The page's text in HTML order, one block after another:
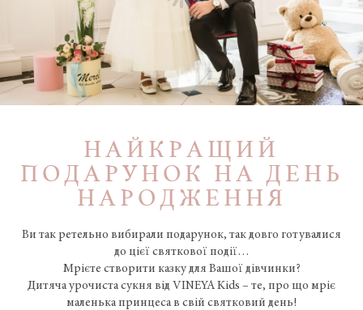
НАЙКРАЩИЙ
ПОДАРУНОК НА ДЕНЬ
НАРОДЖЕННЯ
Ви так ретельно вибирали подарунок, так довго готувалися
до цієї святкової події…
Мрієте створити казку для Вашої дівчинки?
Дитяча урочиста сукня від VINEYA Kids – те, про що мріє
маленька принцеса в свій святковий день!